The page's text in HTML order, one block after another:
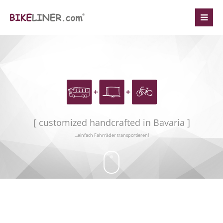
Register|Lost your password?
[ customized handcrafted in Bavaria ]
...einfach Fahrräder transportieren!